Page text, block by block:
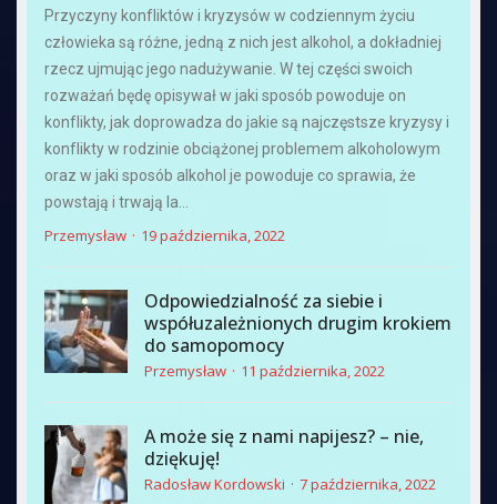
Przyczyny konfliktów i kryzysów w codziennym życiu
człowieka są różne, jedną z nich jest alkohol, a dokładniej
rzecz ujmując jego nadużywanie. W tej części swoich
rozważań będę opisywał w jaki sposób powoduje on
konflikty, jak doprowadza do jakie są najczęstsze kryzysy i
konflikty w rodzinie obciążonej problemem alkoholowym
oraz w jaki sposób alkohol je powoduje co sprawia, że
powstają i trwają la...
Przemysław 19 października, 2022
Odpowiedzialność za siebie i
współuzależnionych drugim krokiem
do samopomocy
Przemysław 11 października, 2022
A może się z nami napijesz? – nie,
dziękuję!
Radosław Kordowski 7 października, 2022